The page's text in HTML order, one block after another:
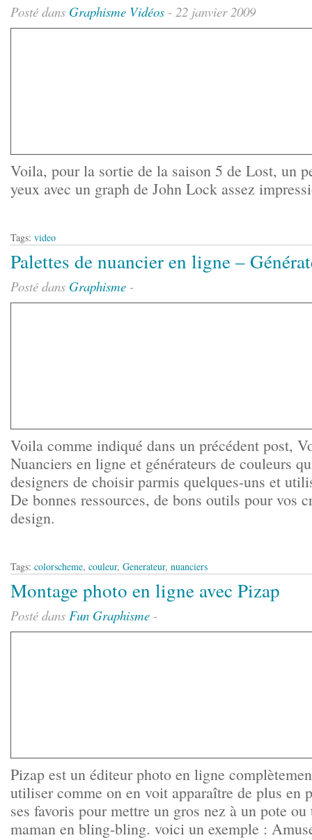
Posté dans Graphisme Vidéos - 22 janvier 2009
Voila, pour la sortie de la saison 5 de Lost, un
yeux avec un graph de John Lock assez
Tags: video
Palettes de nuancier en ligne –
Posté dans Graphisme -
Voila comme indiqué dans un précédent post,
Nuanciers en ligne et générateurs de couleurs
designers de choisir parmis quelques-uns et
De bonnes ressources, de bons outils pour vos
design.
Tags: colorscheme, couleur, Generateur, nuanciers
Montage photo en ligne avec Pizap
Posté dans Fun Graphisme -
Pizap est un éditeur photo en ligne
utiliser comme on en voit apparaître de plus en
ses favoris pour mettre un gros nez à un pote
maman en bling-bling. voici un exemple :